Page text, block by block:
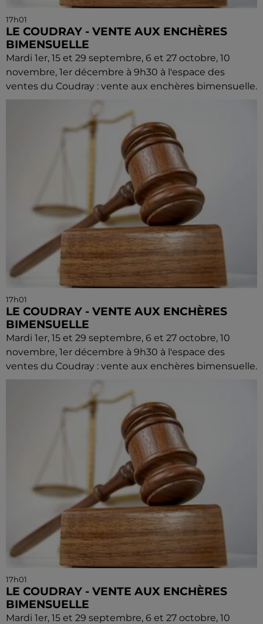
17h01
LE COUDRAY - VENTE AUX ENCHÈRES
BIMENSUELLE
Mardi 1er, 15 et 29 septembre, 6 et 27 octobre, 10
novembre, 1er décembre à 9h30 à l'espace des
ventes du Coudray : vente aux enchères bimensuelle.
17h01
LE COUDRAY - VENTE AUX ENCHÈRES
BIMENSUELLE
Mardi 1er, 15 et 29 septembre, 6 et 27 octobre, 10
novembre, 1er décembre à 9h30 à l'espace des
ventes du Coudray : vente aux enchères bimensuelle.
17h01
LE COUDRAY - VENTE AUX ENCHÈRES
BIMENSUELLE
Mardi 1er, 15 et 29 septembre, 6 et 27 octobre, 10